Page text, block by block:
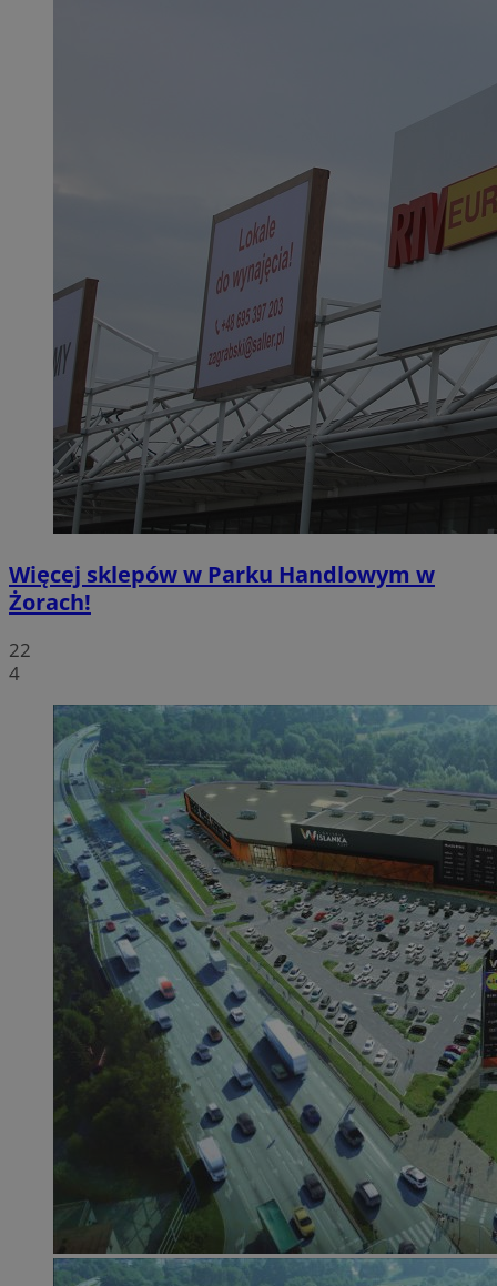
Więcej sklepów w Parku Handlowym w
Żorach!
22
4